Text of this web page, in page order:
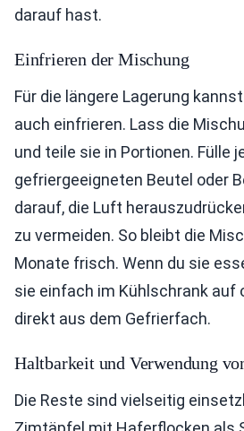
darauf hast.
Einfrieren der Mischung
Für die längere Lagerung
auch einfrieren. Lass die
und teile sie in Portionen. Fülle
gefriergeeigneten Beutel oder
darauf, die Luft
zu vermeiden. So bleibt die
Monate frisch. Wenn du sie
sie einfach im Kühlschrank auf
direkt aus dem Gefrierfach.
Haltbarkeit und Verwendung
Die Reste sind vielseitig